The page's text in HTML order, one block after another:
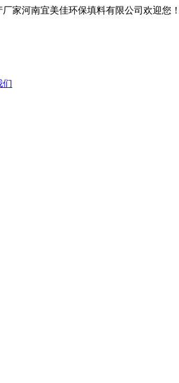
家河南宜美佳环保填料有限公司欢迎您！
们